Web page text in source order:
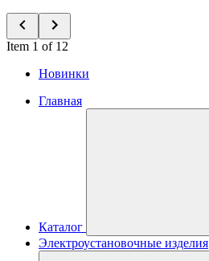
Item 1 of 12
Новинки
Главная
Каталог
Электроустановочные изделия